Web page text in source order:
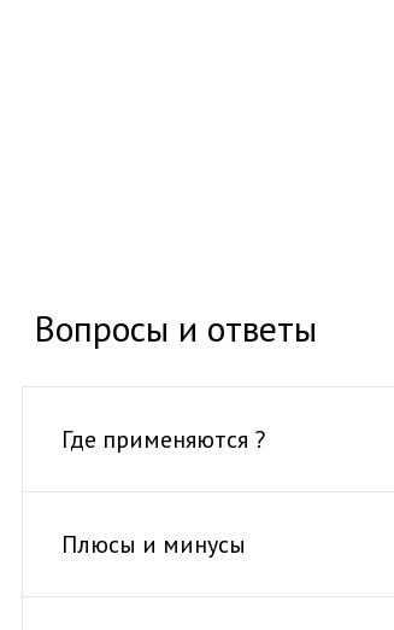
Вопросы и ответы
Где применяются ?
Плюсы и минусы